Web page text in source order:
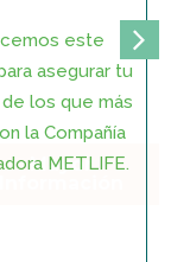
este
asegurar tu
de los que más
la Compañía
METLIFE.